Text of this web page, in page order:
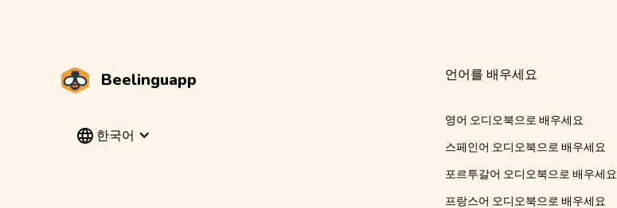
Beelinguapp
한국어
언어를 배우세요
영어 오디오북으로 배우세요
스페인어 오디오북으로 배우세요
포르투갈어 오디오북으로 배우세요
프랑스어 오디오북으로 배우세요